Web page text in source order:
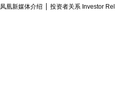
凤凰新媒体介绍 投资者关系 Investor